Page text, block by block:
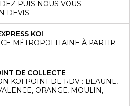
PUIS NOUS VOUS
DEVIS
KOI
MÉTROPOLITAINE À PARTIR
DE COLLECTE
KOI POINT DE RDV : BEAUNE,
ORANGE, MOULIN,